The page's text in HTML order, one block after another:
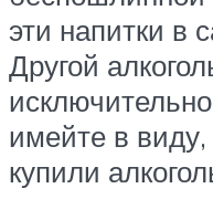
эти напитки в
Другой
имейте в
купили